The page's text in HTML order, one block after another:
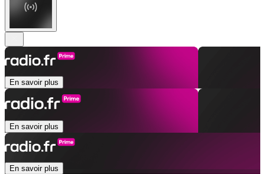
En savoir plus
En savoir plus
En savoir plus